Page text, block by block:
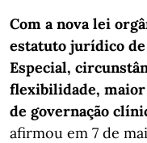
Com a nova lei
estatuto jurídico
Especial,
flexibilidade,
de governação
afirmou em 7 de